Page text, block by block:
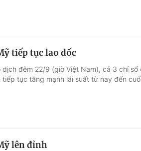
tiếp tục lao dốc
dịch đêm 22/9 (giờ Việt Nam), cả 3 chỉ số
tiếp tục tăng mạnh lãi suất từ nay đến
lên đỉnh